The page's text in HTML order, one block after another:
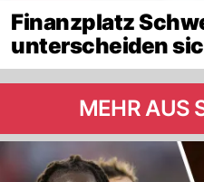
Finanzplatz
unterscheiden
MEHR AUS